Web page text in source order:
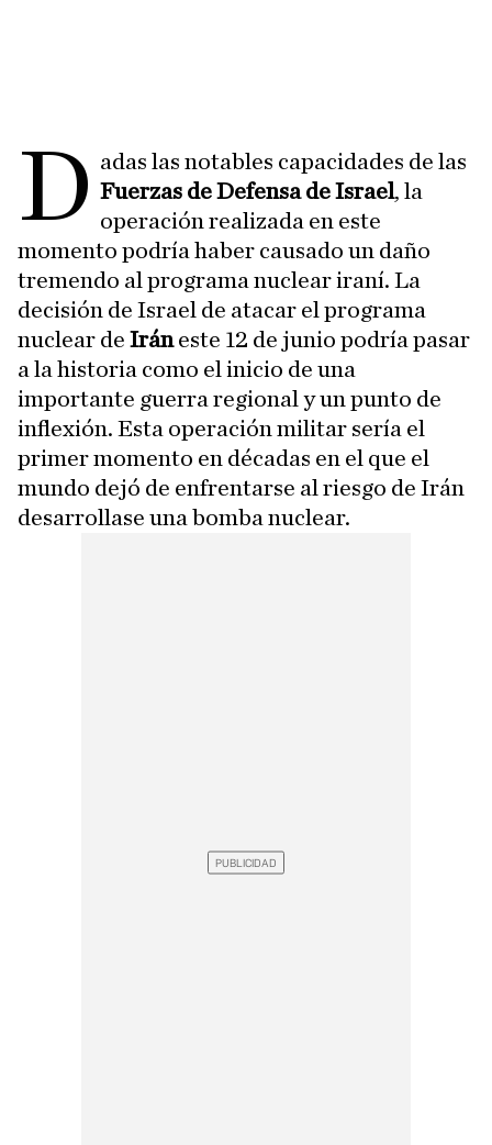
D adas las notables capacidades de las
Fuerzas de Defensa de Israel, la
operación realizada en este
momento podría haber causado un daño
tremendo al programa nuclear iraní. La
decisión de Israel de atacar el programa
nuclear de Iráneste 12 de junio podría pasar
a la historia como el inicio de una
importante guerra regional y un punto de
inflexión. Esta operación militar sería el
primer momento en décadas en el que el
mundo dejó de enfrentarse al riesgo de Irán
desarrollase una bomba nuclear.